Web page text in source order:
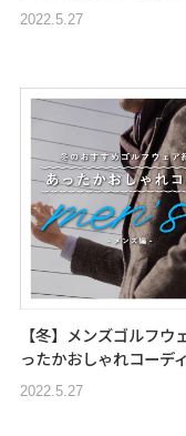
2022.5.27
【冬】メンズゴルフウ
ったかおしゃれコーデ
2022.5.27